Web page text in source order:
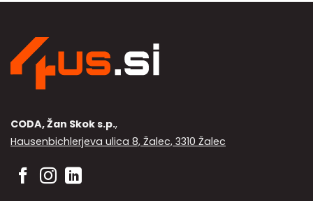
CODA, Žan Skok s.p.,
Hausenbichlerjeva ulica 8, Žalec, 3310 Žalec